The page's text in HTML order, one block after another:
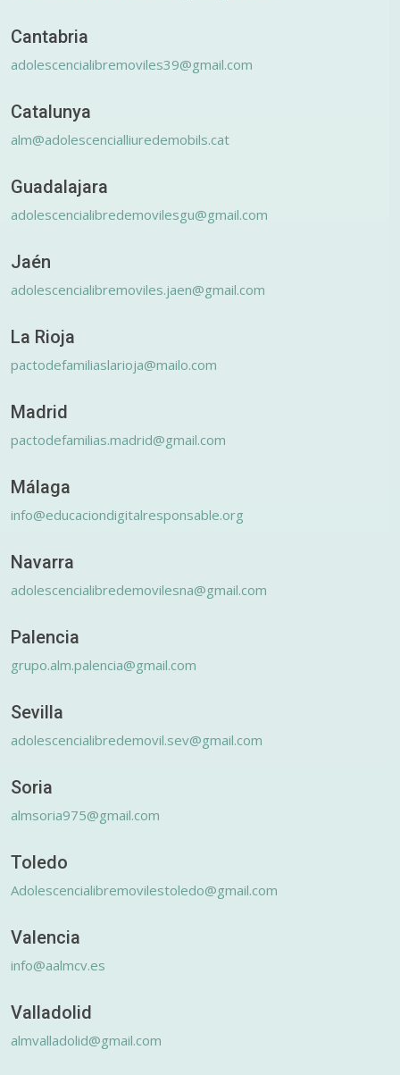
Cantabria
adolescencialibremoviles39@gmail.com
Catalunya
alm@adolescencialliuredemobils.cat
Guadalajara
adolescencialibredemovilesgu@gmail.com
Jaén
adolescencialibremoviles.jaen@gmail.com
La Rioja
pactodefamiliaslarioja@mailo.com
Madrid
pactodefamilias.madrid@gmail.com
Málaga
info@educaciondigitalresponsable.org
Navarra
adolescencialibredemovilesna@gmail.com
Palencia
grupo.alm.palencia@gmail.com
Sevilla
adolescencialibredemovil.sev@gmail.com
Soria
almsoria975@gmail.com
Toledo
Adolescencialibremovilestoledo@gmail.com
Valencia
info@aalmcv.es
Valladolid
almvalladolid@gmail.com